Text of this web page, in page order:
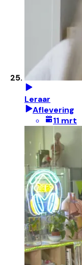
Leraar
Aflevering
11 mrt